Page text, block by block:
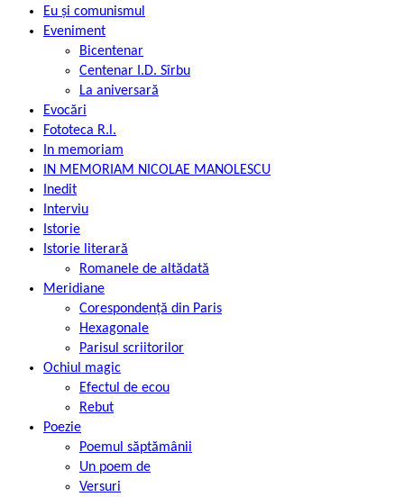
Eu și comunismul
Eveniment
Bicentenar
Centenar I.D. Sîrbu
La aniversară
Evocări
Fototeca R.l.
In memoriam
IN MEMORIAM NICOLAE MANOLESCU
Inedit
Interviu
Istorie
Istorie literară
Romanele de altădată
Meridiane
Corespondență din Paris
Hexagonale
Parisul scriitorilor
Ochiul magic
Efectul de ecou
Rebut
Poezie
Poemul săptămânii
Un poem de
Versuri